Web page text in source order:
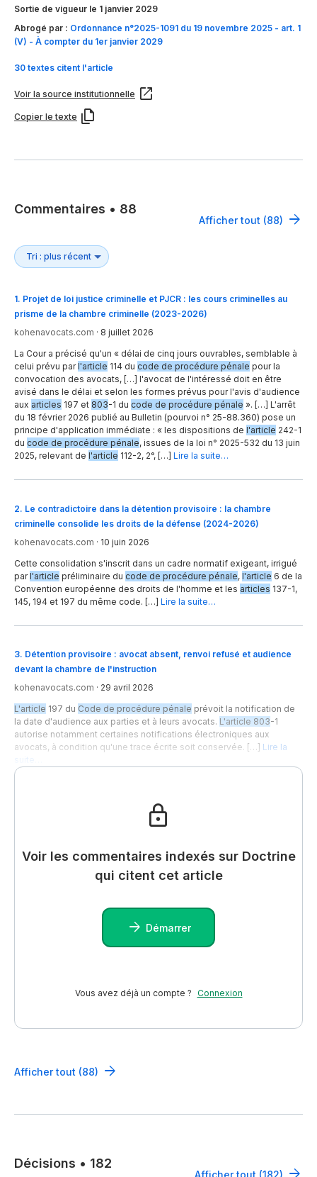
Sortie de vigueur le 1 janvier 2029
Abrogé par : Ordonnance n°2025-1091 du 19 novembre 2025 - art. 1
(V) - À compter du 1er janvier 2029
30 textes citent l'article
Voir la source institutionnelle
Copier le texte
Commentaires • 88
Afficher tout (88)
1. Projet de loi justice criminelle et PJCR : les cours criminelles au
prisme de la chambre criminelle (2023-2026)
kohenavocats.com · 8 juillet 2026
La Cour a précisé qu'un « délai de cinq jours ouvrables, semblable à
celui prévu parl'article 114 du code de procédure pénale pour la
convocation des avocats, […] l'avocat de l'intéressé doit en être
avisé dans le délai et selon les formes prévus pour l'avis d'audience
aux articles 197 et 803-1 du code de procédure pénale ». […] L'arrêt
du 18 février 2026 publié au Bulletin (pourvoi n° 25-88.360) pose un
principe d'application immédiate : « les dispositions de l'article 242-1
du code de procédure pénale, issues de la loi n° 2025-532 du 13 juin
2025, relevant de l'article 112-2, 2°, […] Lire la suite…
2. Le contradictoire dans la détention provisoire : la chambre
criminelle consolide les droits de la défense (2024-2026)
kohenavocats.com · 10 juin 2026
Cette consolidation s'inscrit dans un cadre normatif exigeant, irrigué
parl'article préliminaire du code de procédure pénale, l'article 6 de la
Convention européenne des droits de l'homme et les articles 137-1,
145, 194 et 197 du même code. […] Lire la suite…
3. Détention provisoire : avocat absent, renvoi refusé et audience
devant la chambre de l'instruction
kohenavocats.com · 29 avril 2026
L'article 197 du Code de procédure pénale prévoit la notification de
la date d'audience aux parties et à leurs avocats. L'article 803-1
autorise notamment certaines notifications électroniques aux
avocats, à condition qu'une trace écrite soit conservée. […] Lire la
suite…
Voir les commentaires indexés sur Doctrine
qui citent cet article
Démarrer
Vous avez déjà un compte ? Connexion
Afficher tout (88)
Décisions • 182
Afficher tout (182)